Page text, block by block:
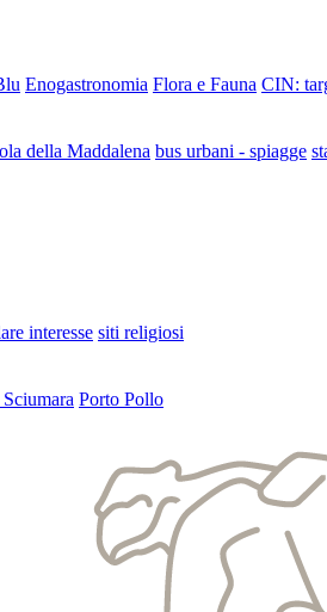
Enogastronomia Flora e Fauna CIN:
della Maddalena bus urbani - spiagge
interesse siti religiosi
Porto Pollo